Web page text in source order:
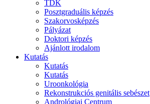
TDK
Posztgraduális képzés
Szakorvosképzés
Pályázat
Doktori képzés
Ajánlott irodalom
Kutatás
Kutatás
Kutatás
Uroonkológia
Rekonstrukciós genitális sebészet
Andrológiai Centrum